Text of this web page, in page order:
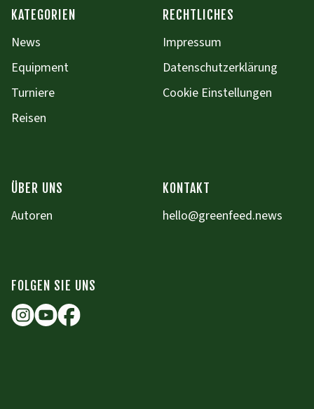
KATEGORIEN
News
Equipment
Turniere
Reisen
RECHTLICHES
Impressum
Datenschutzerklärung
Cookie Einstellungen
ÜBER UNS
Autoren
KONTAKT
hello@greenfeed.news
FOLGEN SIE UNS